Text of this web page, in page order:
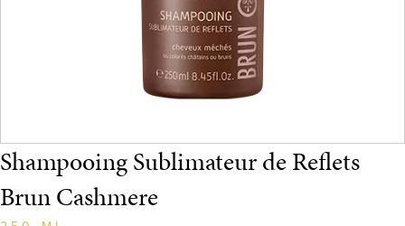
Shampooing Sublimateur de Reflets
Brun Cashmere